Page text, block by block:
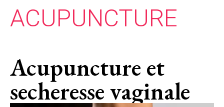
ACUPUNCTURE
Acupuncture et
secheresse vaginale